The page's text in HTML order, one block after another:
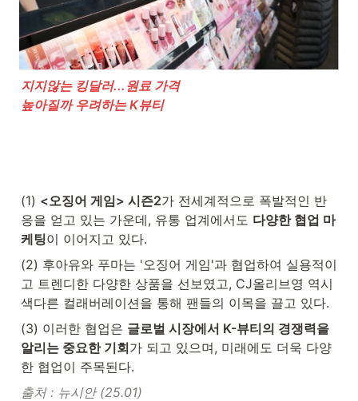
지지않는 킹달러...원료 가격
높아질까 우려하는 K뷰티
(1) <오징어 게임> 시즌2가 전세계적으로 폭발적인 반
응을 얻고 있는 가운데, 유통 업계에서도 다양한 협업 마
케팅이 이어지고 있다.
(2) 후아유와 푸마는 '오징어 게임'과 협업하여 실용적이
고 트렌디한 다양한 상품을 선보였고, CJ올리브영 역시
색다른 컬래버레이션을 통해 팬들의 이목을 끌고 있다.
(3) 이러한 협업은 글로벌 시장에서 K-뷰티의 경쟁력을
알리는 중요한 기회가 되고 있으며, 미래에도 더욱 다양
한 협업이 주목된다.
출처 : 뉴시안 (25.01)